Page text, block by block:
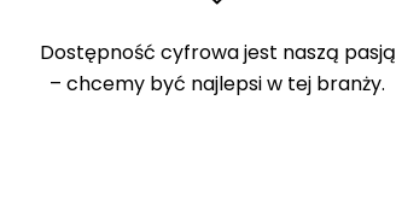
Dostępność cyfrowa jest naszą pasją
– chcemy być najlepsi w tej branży.